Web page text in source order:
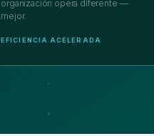
organización opera diferente —
mejor.
EFICIENCIA ACELERADA